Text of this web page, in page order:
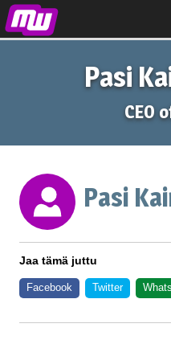
Pasi
CEO
Pasi
Jaa tämä juttu
Facebook Twitter